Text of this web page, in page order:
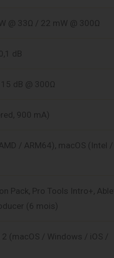
@ 33Ω / 22 mW @ 300Ω
dB
dB @ 300Ω
900 mA)
/ ARM64), macOS (Intel
Pack, Pro Tools Intro+,
(6 mois)
(macOS / Windows / iOS /